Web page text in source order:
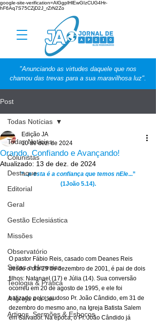
google-site-verification=AlGgplHlEwGIzCUG4Hr-
hF6Aq7S75CZjD2J_rZrN2Zo
"Anunciando as virtudes daquele que nos
chamou das trevas para a sua maravilhosa luz".
Post
Todas Notícias
Colunistas
Destaque
Editorial
Geral
Gestão Eclesiástica
Missões
Observatório
Seitas e Heresias
Teologia & Prática
A Igreja e a Lei
Artigos, Sermões & Esboços
Todas Notícias
Orando, Confiando e Avançando!
Edição JA
10 de dez. de 2024
Atualizado: 13 de dez. de 2024
“...e esta é a confiança que temos nEle...”
(1João 5.14).
O pastor Fábio Reis, casado com Deanes Reis
desde o dia 29 de dezembro de 2001, é pai de dois
filhos: Natanael (17) e Júlia (14). Sua conversão
ocorreu em 20 de agosto de 1995, e ele foi
batizado pelo saudoso Pr. João Cândido, em 31 de
dezembro do mesmo ano, na Igreja Batista Salem
em Salvador. Na época, o Pr. João Cândido já